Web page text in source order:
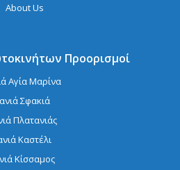
About Us
Προορισμοί
Αγία Μαρίνα
Σφακιά
Πλατανιάς
Καστέλι
Κίσσαμος